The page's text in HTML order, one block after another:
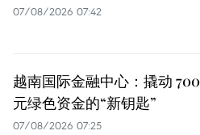
07/08/2026 07:42
越南国际金融中心：撬动
元绿色资金的“新钥匙”
07/08/2026 07:25